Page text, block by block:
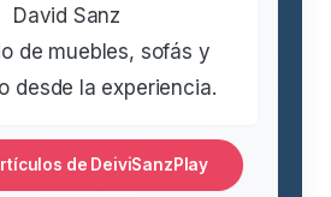
David Sanz
de muebles, sofás y
desde la experiencia.
de DeiviSanzPlay